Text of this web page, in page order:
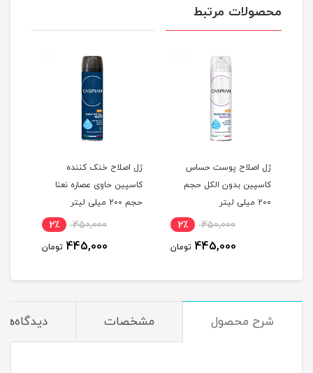
محصولات مرتبط
ژل اصلاح پوست حساس
کاسپین بدون الکل حجم
200 میلی لیتر
450,000 2٪
445,000 تومان
ژل اصلاح خنک کننده
کاسپین حاوی عصاره نعنا
حجم 200 میلی لیتر
450,000 2٪
445,000 تومان
شرح محصول مشخصات دیدگاه‌ها